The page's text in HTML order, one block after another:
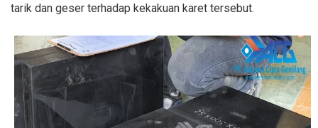
tarik dan geser terhadap kekakuan karet tersebut.